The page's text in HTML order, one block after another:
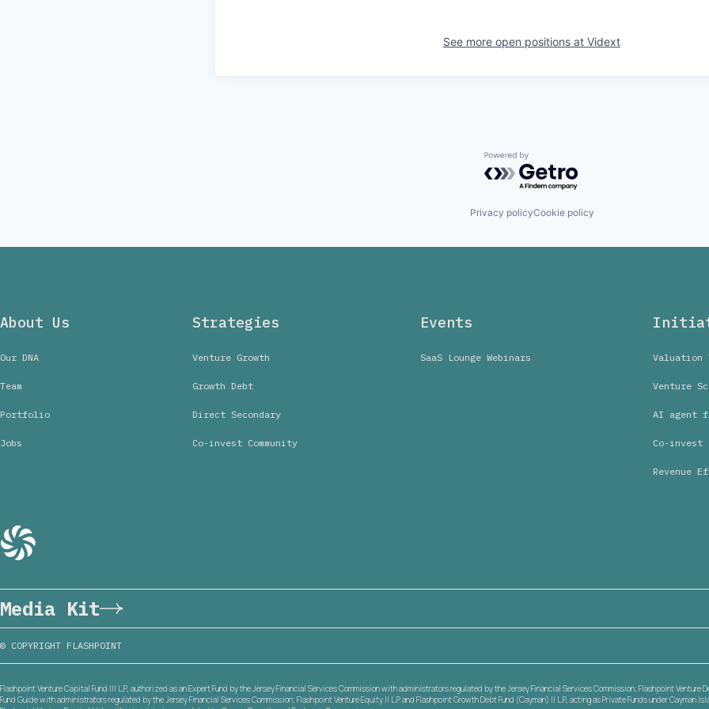
See more open positions at Vidext
Powered by Getro.com
Privacy policyCookie policy
About Us
Our DNA
Team
Portfolio
Jobs
Strategies
Venture Growth
Growth Debt
Direct Secondary
Co-invest Community
Events
SaaS Lounge Webinars Valuation
Venture
AI agent
Co-invest
Revenue
Media Kit
© COPYRIGHT FLASHPOINT
Flashpoint Venture Capital Fund III L.P., authorized as an Expert Fund by the Jersey Financial Services Commission with administrators regulated by the Jersey Financial Services Commission; Flashpoint Venture
Fund Guide with administrators regulated by the Jersey Financial Services Commission; Flashpoint Venture Equity II L.P. and Flashpoint Growth Debt Fund (Cayman) II L.P., acting as Private Funds under